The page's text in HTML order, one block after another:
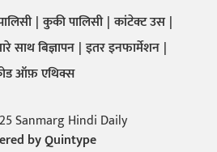
कुकी पालिसी कांटेक्ट उस
साथ बिज्ञापन इतर इनफार्मेशन
ऑफ़ एथिक्स
Sanmarg Hindi Daily
byQuintype